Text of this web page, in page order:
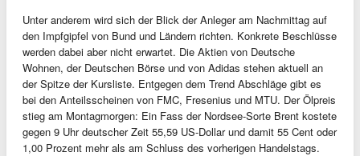
Unter anderem wird sich der Blick der Anleger am Nachmittag auf
den Impfgipfel von Bund und Ländern richten. Konkrete Beschlüsse
werden dabei aber nicht erwartet. Die Aktien von Deutsche
Wohnen, der Deutschen Börse und von Adidas stehen aktuell an
der Spitze der Kursliste. Entgegen dem Trend Abschläge gibt es
bei den Anteilsscheinen von FMC, Fresenius und MTU. Der Ölpreis
stieg am Montagmorgen: Ein Fass der Nordsee-Sorte Brent kostete
gegen 9 Uhr deutscher Zeit 55,59 US-Dollar und damit 55 Cent oder
1,00 Prozent mehr als am Schluss des vorherigen Handelstags.